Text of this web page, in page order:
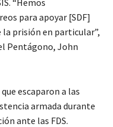
para apoyar [SDF]
la prisión en particular”,
Pentágono, John
escaparon a las
armada durante
ante las FDS.